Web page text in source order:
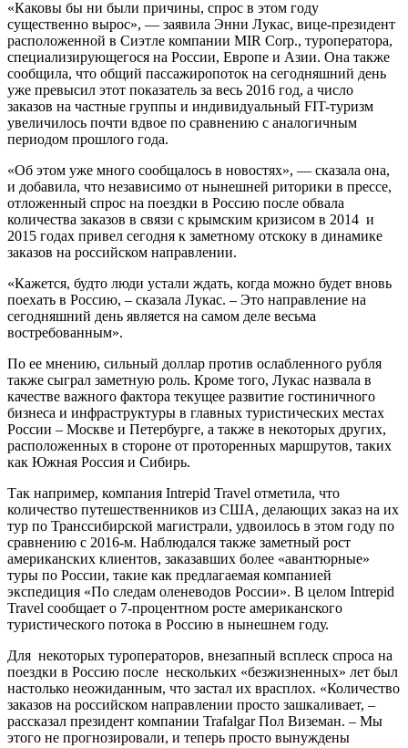
«Каковы бы ни были причины, спрос в этом году
существенно вырос», — заявила Энни Лукас, вице-президент
расположенной в Сиэтле компании MIR Corp., туроператора,
специализирующегося на России, Европе и Азии. Она также
сообщила, что общий пассажиропоток на сегодняшний день
уже превысил этот показатель за весь 2016 год, а число
заказов на частные группы и индивидуальный FIT-туризм
увеличилось почти вдвое по сравнению с аналогичным
периодом прошлого года.
«Об этом уже много сообщалось в новостях», — сказала она,
и добавила, что независимо от нынешней риторики в прессе,
отложенный спрос на поездки в Россию после обвала
количества заказов в связи с крымским кризисом в 2014 и
2015 годах привел сегодня к заметному отскоку в динамике
заказов на российском направлении.
«Кажется, будто люди устали ждать, когда можно будет вновь
поехать в Россию, – сказала Лукас. – Это направление на
сегодняшний день является на самом деле весьма
востребованным».
По ее мнению, сильный доллар против ослабленного рубля
также сыграл заметную роль. Кроме того, Лукас назвала в
качестве важного фактора текущее развитие гостиничного
бизнеса и инфраструктуры в главных туристических местах
России – Москве и Петербурге, а также в некоторых других,
расположенных в стороне от проторенных маршрутов, таких
как Южная Россия и Сибирь.
Так например, компания Intrepid Travel отметила, что
количество путешественников из США, делающих заказ на их
тур по Транссибирской магистрали, удвоилось в этом году по
сравнению с 2016-м. Наблюдался также заметный рост
американских клиентов, заказавших более «авантюрные»
туры по России, такие как предлагаемая компанией
экспедиция «По следам оленеводов России». В целом Intrepid
Travel сообщает о 7-процентном росте американского
туристического потока в Россию в нынешнем году.
Для некоторых туроператоров, внезапный всплеск спроса на
поездки в Россию после нескольких «безжизненных» лет был
настолько неожиданным, что застал их врасплох. «Количество
заказов на российском направлении просто зашкаливает, –
рассказал президент компании Trafalgar Пол Виземан. – Мы
этого не прогнозировали, и теперь просто вынуждены